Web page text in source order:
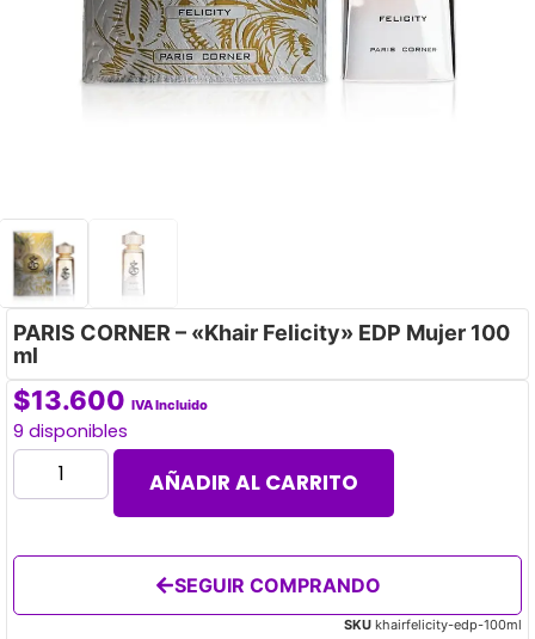
PARIS CORNER – «Khair Felicity» EDP Mujer 100
ml
$13.600 IVA Incluido
9 disponibles
AÑADIR AL CARRITO
SEGUIR COMPRANDO
SKU khairfelicity-edp-100ml